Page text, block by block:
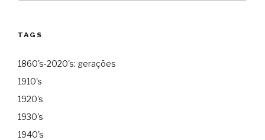
TAGS
1860's-2020's: gerações
1910's
1920's
1930's
1940's